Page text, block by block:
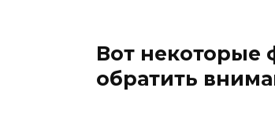
Вот некоторые
обратить